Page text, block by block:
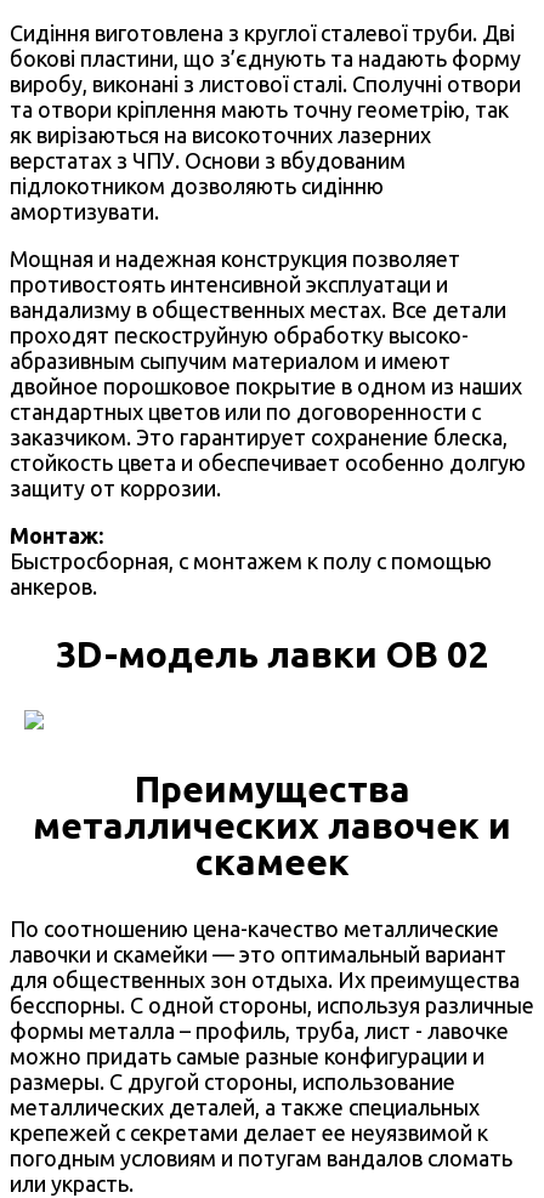
Сидіння виготовлена з круглої сталевої труби. Дві
бокові пластини, що з’єднують та надають форму
виробу, виконані з листової сталі. Сполучні отвори
та отвори кріплення мають точну геометрію, так
як вирізаються на високоточних лазерних
верстатах з ЧПУ. Основи з вбудованим
підлокотником дозволяють сидінню
амортизувати.
Мощная и надежная конструкция позволяет
противостоять интенсивной эксплуатаци и
вандализму в общественных местах. Все детали
проходят пескоструйную обработку высоко-
абразивным сыпучим материалом и имеют
двойное порошковое покрытие в одном из наших
стандартных цветов или по договоренности с
заказчиком. Это гарантирует сохранение блеска,
стойкость цвета и обеспечивает особенно долгую
защиту от коррозии.
Монтаж:
Быстросборная, с монтажем к полу с помощью
анкеров.
3D-модель лавки ОВ 02
Преимущества
металлических лавочек и
скамеек
По соотношению цена-качество металлические
лавочки и скамейки — это оптимальный вариант
для общественных зон отдыха. Их преимущества
бесспорны. С одной стороны, используя различные
формы металла – профиль, труба, лист - лавочке
можно придать самые разные конфигурации и
размеры. С другой стороны, использование
металлических деталей, а также специальных
крепежей с секретами делает ее неуязвимой к
погодным условиям и потугам вандалов сломать
или украсть.